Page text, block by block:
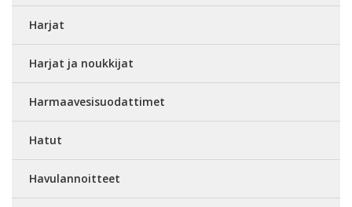
Harjat
Harjat ja noukkijat
Harmaavesisuodattimet
Hatut
Havulannoitteet